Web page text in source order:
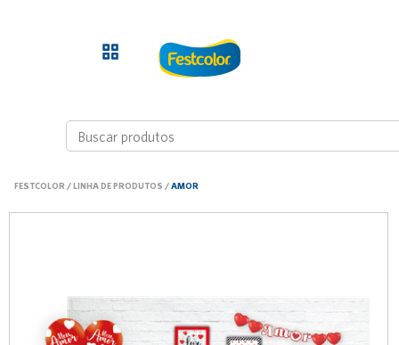
FESTCOLOR /LINHA DE PRODUTOS /AMOR